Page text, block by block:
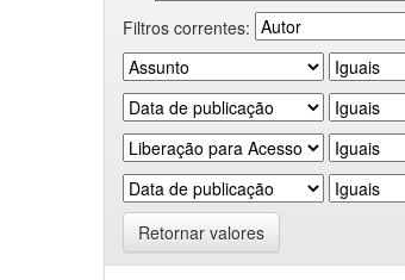
Filtros correntes:
Retornar valores